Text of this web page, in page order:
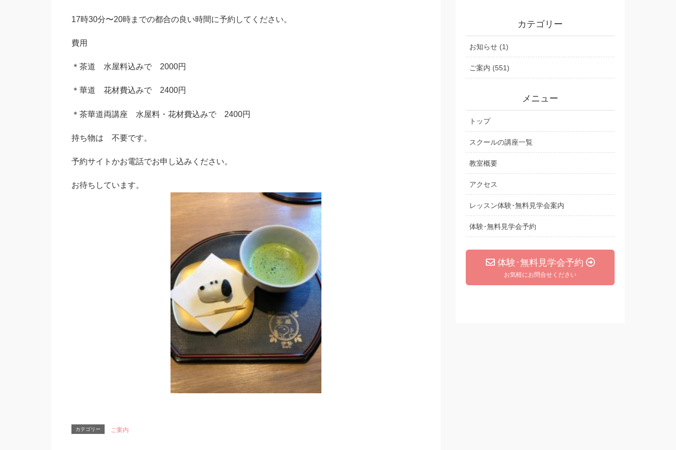
17時30分〜20時までの都合の良い時間に予約してください。
費用
＊茶道 水屋料込みで 2000円
＊華道 花材費込みで 2400円
＊茶華道両講座 水屋料・花材費込みで 2400円
持ち物は 不要です。
予約サイトかお電話でお申し込みください。
お待ちしています。
カテゴリー ご案内
カテゴリー
お知らせ (1)
ご案内 (551)
メニュー
トップ
スクールの講座一覧
教室概要
アクセス
レッスン体験･無料見学会案内
体験･無料見学会予約
体験･無料見学会予約
お気軽にお問合せください